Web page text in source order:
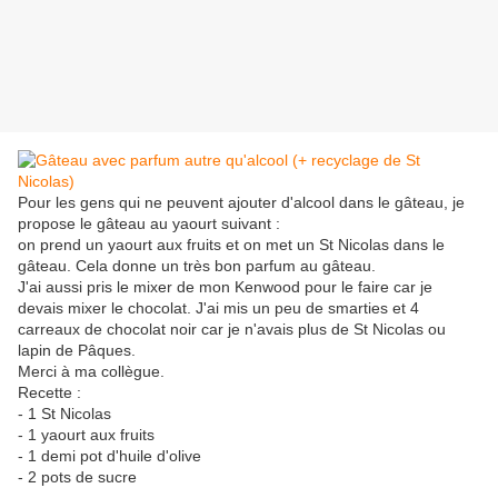
Pour les gens qui ne peuvent ajouter d'alcool dans le gâteau, je
propose le gâteau au yaourt suivant :
on prend un yaourt aux fruits et on met un St Nicolas dans le
gâteau. Cela donne un très bon parfum au gâteau.
J'ai aussi pris le mixer de mon Kenwood pour le faire car je
devais mixer le chocolat. J'ai mis un peu de smarties et 4
carreaux de chocolat noir car je n'avais plus de St Nicolas ou
lapin de Pâques.
Merci à ma collègue.
Recette :
- 1 St Nicolas
- 1 yaourt aux fruits
- 1 demi pot d'huile d'olive
- 2 pots de sucre